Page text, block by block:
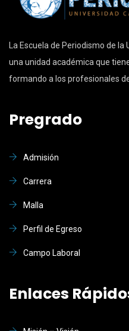
La Escuela de Periodismo de la
una unidad académica que
formando a los profesionales
Pregrado
Admisión
Carrera
Malla
Perfil de Egreso
Campo Laboral
Enlaces